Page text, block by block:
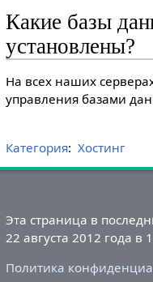
Какие базы
установлены?
На всех наших
управления базами
Категория: Хостинг
Эта страница в
22 августа 2012 года в
Политика